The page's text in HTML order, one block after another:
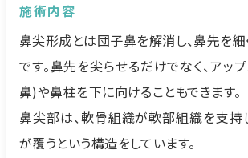
施術内容
鼻尖形成とは団子鼻を解消し、鼻先を細
です。鼻先を尖らせるだけでなく、アッ
鼻)や鼻柱を下に向けることもできます。
鼻尖部は、軟骨組織が軟部組織を支持
が覆うという構造をしています。